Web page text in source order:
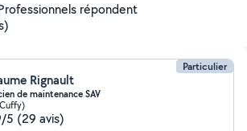
répondent
Particulier
Rignault
de maintenance SAV
5 (29 avis)